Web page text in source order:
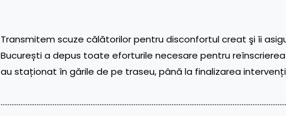
Transmitem scuze călătorilor pentru disconfortul creat şi îi
București a depus toate eforturile necesare pentru
au staționat în gările de pe traseu, până la finalizarea